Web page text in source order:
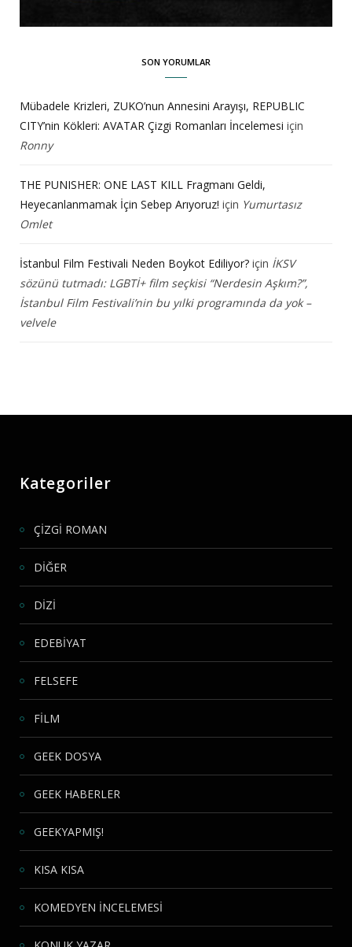
SON YORUMLAR
Mübadele Krizleri, ZUKO’nun Annesini Arayışı, REPUBLIC
CITY’nin Kökleri: AVATAR Çizgi Romanları İncelemesi için
Ronny
THE PUNISHER: ONE LAST KILL Fragmanı Geldi,
Heyecanlanmamak İçin Sebep Arıyoruz! için Yumurtasız
Omlet
İstanbul Film Festivali Neden Boykot Ediliyor? için İKSV
sözünü tutmadı: LGBTİ+ film seçkisi “Nerdesin Aşkım?”,
İstanbul Film Festivali’nin bu yılki programında da yok –
velvele
Kategoriler
ÇİZGİ ROMAN
DİĞER
DİZİ
EDEBİYAT
FELSEFE
FİLM
GEEK DOSYA
GEEK HABERLER
GEEKYAPMIŞ!
KISA KISA
KOMEDYEN İNCELEMESİ